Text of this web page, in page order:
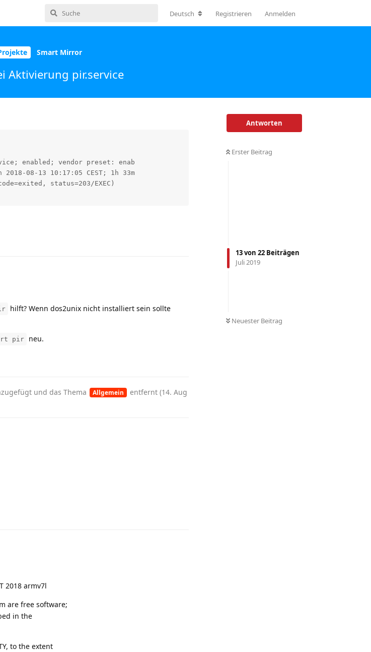
Deutsch Registrieren Anmelden
Smart Mirror
Aktivierung pir.service
Antworten
Erster Beitrag
13von 22 Beiträgen
Juli 2019
Neuester Beitrag
enabled; vendor preset: enab
2018-08-13 10:17:05 CEST; 1h 33m
status=203/EXEC)
hilft? Wenn dos2unix nicht installiert sein sollte
pir neu.
und das Thema Allgemein entfernt (14. Aug
2018 armv7l
are free software;
in the
to the extent